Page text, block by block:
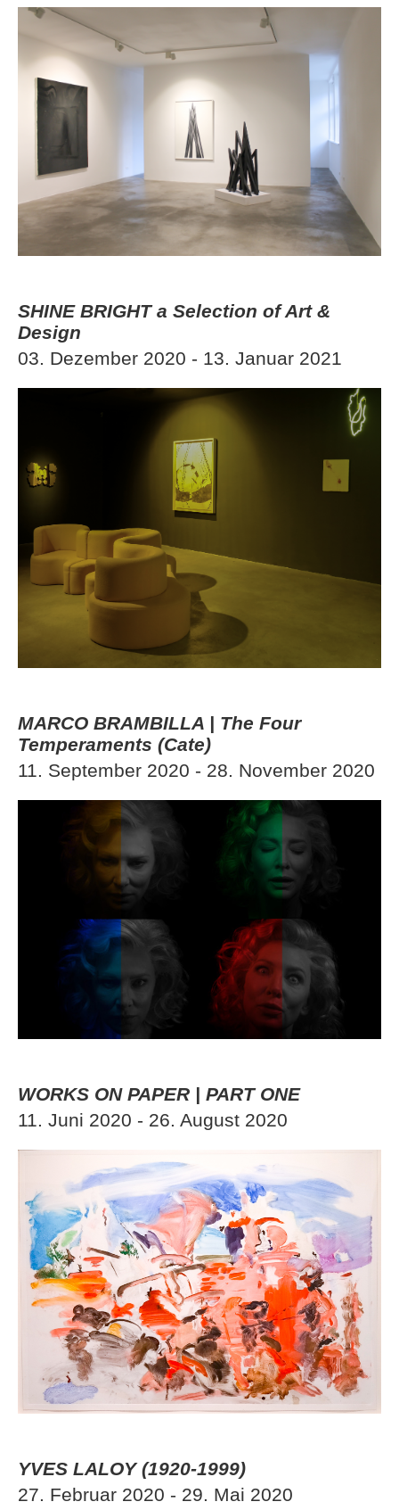
SHINE BRIGHT a Selection of Art &
Design
03. Dezember 2020 - 13. Januar 2021
MARCO BRAMBILLA | The Four
Temperaments (Cate)
11. September 2020 - 28. November 2020
WORKS ON PAPER | PART ONE
11. Juni 2020 - 26. August 2020
YVES LALOY (1920-1999)
27. Februar 2020 - 29. Mai 2020